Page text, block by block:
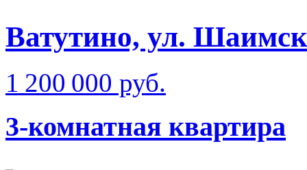
Ватутино, ул.
1 200 000 руб.
3-комнатная квартира